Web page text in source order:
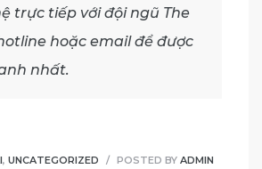
trực tiếp với đội ngũ The
hoặc email để được
nhất.
, UNCATEGORIZED POSTED BY ADMIN